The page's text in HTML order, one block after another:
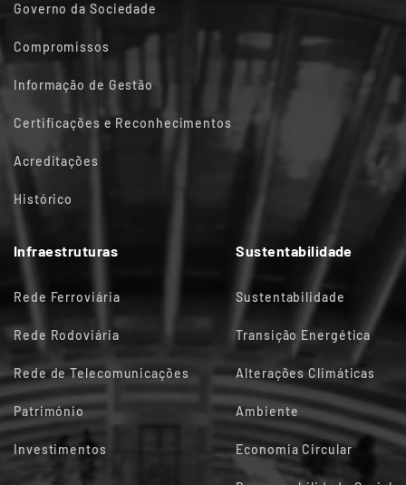
Governo da Sociedade
Compromissos
Informação de Gestão
Certificações e Reconhecimentos
Acreditações
Histórico
Infraestruturas
Rede Ferroviária
Rede Rodoviária
Rede de Telecomunicações
Património
Investimentos
Sustentabilidade
Sustentabilidade
Transição Energética
Alterações Climáticas
Ambiente
Economia Circular